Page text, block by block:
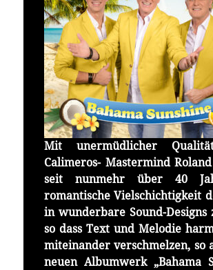
Mit unermüdlicher
Calimeros- Mastermind
seit nunmehr über 40
romantische Vielschichtigkeit
in wunderbare Sound-Designs
so dass Text und Melodie
miteinander verschmelzen, so
neuen Albumwerk „Bahama